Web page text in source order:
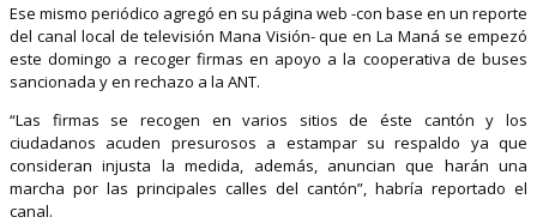
Ese mismo periódico agregó en su página web -con base en un reporte
del canal local de televisión Mana Visión- que en La Maná se empezó
este domingo a recoger firmas en apoyo a la cooperativa de buses
sancionada y en rechazo a la ANT.
“Las firmas se recogen en varios sitios de éste cantón y los
ciudadanos acuden presurosos a estampar su respaldo ya que
consideran injusta la medida, además, anuncian que harán una
marcha por las principales calles del cantón”, habría reportado el
canal.